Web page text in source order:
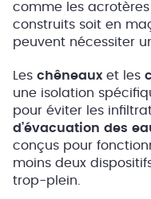
comme les
construits soit en
peuvent nécessiter
Les chêneaux et les
une isolation
pour éviter les
d’évacuation des
conçus pour
moins deux
trop-plein.